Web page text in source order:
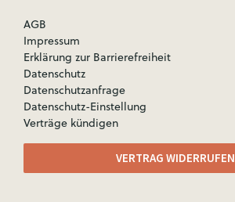
AGB
Impressum
Erklärung zur Barrierefreiheit
Datenschutz
Datenschutzanfrage
Datenschutz-Einstellung
Verträge kündigen
VERTRAG WIDERRUFEN